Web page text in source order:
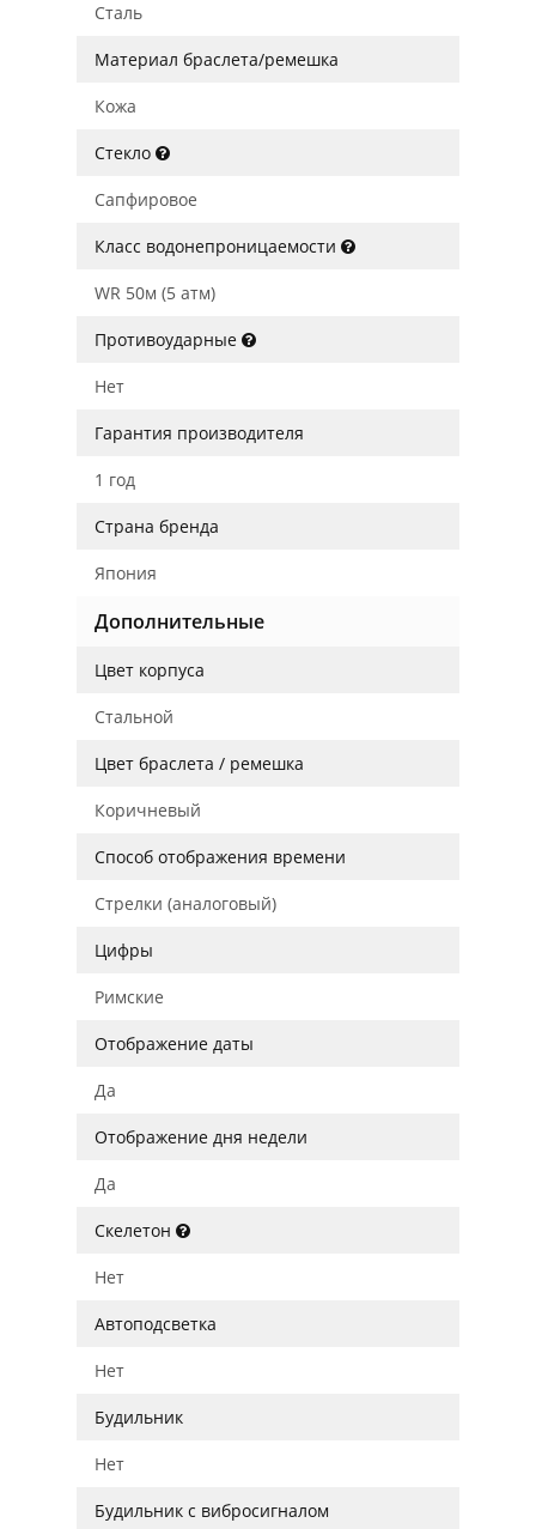
Сталь
Материал браслета/ремешка
Кожа
Стекло
Сапфировое
Класс водонепроницаемости
WR 50м (5 атм)
Противоударные
Нет
Гарантия производителя
1 год
Страна бренда
Япония
Дополнительные
Цвет корпуса
Стальной
Цвет браслета / ремешка
Коричневый
Способ отображения времени
Стрелки (аналоговый)
Цифры
Римские
Отображение даты
Да
Отображение дня недели
Да
Скелетон
Нет
Автоподсветка
Нет
Будильник
Нет
Будильник с вибросигналом